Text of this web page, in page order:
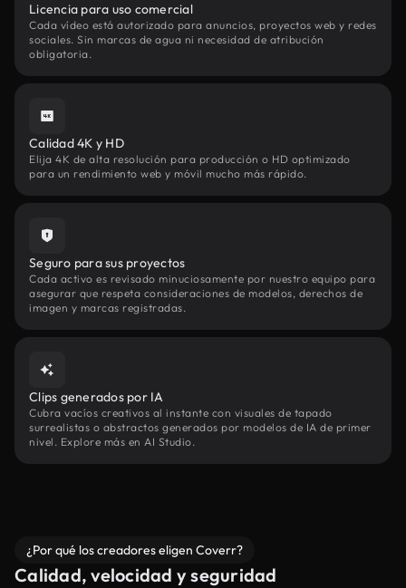
Licencia para uso comercial
Cada vídeo está autorizado para anuncios, proyectos web y redes
sociales. Sin marcas de agua ni necesidad de atribución
obligatoria.
Calidad 4K y HD
Elija 4K de alta resolución para producción o HD optimizado
para un rendimiento web y móvil mucho más rápido.
Seguro para sus proyectos
Cada activo es revisado minuciosamente por nuestro equipo para
asegurar que respeta consideraciones de modelos, derechos de
imagen y marcas registradas.
Clips generados por IA
Cubra vacíos creativos al instante con visuales de tapado
surrealistas o abstractos generados por modelos de IA de primer
nivel. Explore más en AI Studio.
¿Por qué los creadores eligen Coverr?
Calidad, velocidad y seguridad